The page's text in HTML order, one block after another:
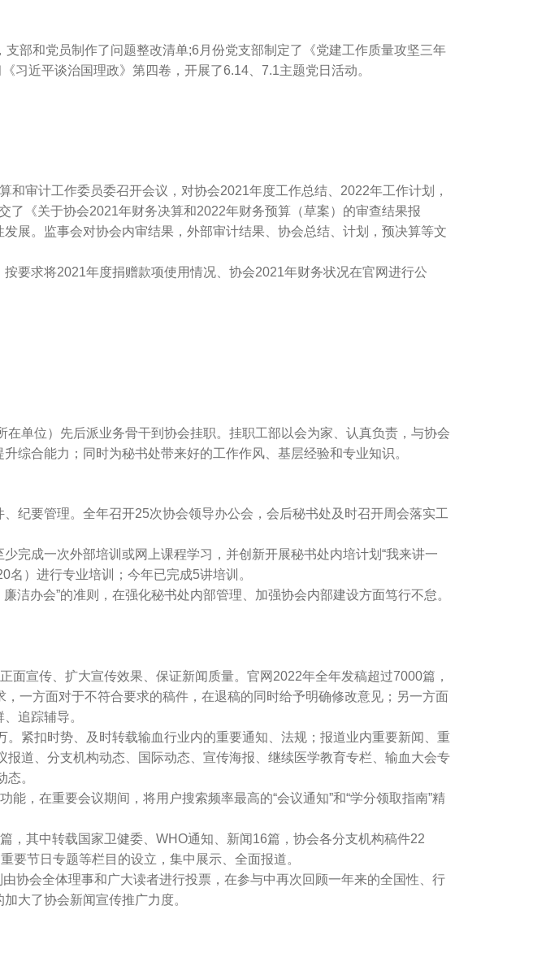
和党员制作了问题整改清单;6月份党支部制定了《党建工作质量攻坚三年
习近平谈治国理政》第四卷，开展了6.14、7.1主题党日活动。
审计工作委员委召开会议，对协会2021年度工作总结、2022年工作计划，
《关于协会2021年财务决算和2022年财务预算（草案）的审查结果报
展。监事会对协会内审结果，外部审计结果、协会总结、计划，预决算等文
求将2021年度捐赠款项使用情况、协会2021年财务状况在官网进行公
位）先后派业务骨干到协会挂职。挂职工部以会为家、认真负责，与协会
综合能力；同时为秘书处带来好的工作作风、基层经验和专业知识。
要管理。全年召开25次协会领导办公会，会后秘书处及时召开周会落实工
成一次外部培训或网上课程学习，并创新开展秘书处内培计划“我来讲一
）进行专业培训；今年已完成5讲培训。
办会”的准则，在强化秘书处内部管理、加强协会内部建设方面笃行不怠。
宣传、扩大宣传效果、保证新闻质量。官网2022年全年发稿超过7000篇，
一方面对于不符合要求的稿件，在退稿的同时给予明确修改意见；另一方面
追踪辅导。
扣时势、及时转载输血行业内的重要通知、法规；报道业内重要新闻、重
道、分支机构动态、国际动态、宣传海报、继续医学教育专栏、输血大会专
。
，在重要会议期间，将用户搜索频率最高的“会议通知”和“学分领取指南”精
其中转载国家卫健委、WHO通知、新闻16篇，协会各分支机构稿件22
重要节日专题等栏目的设立，集中展示、全面报道。
会全体理事和广大读者进行投票，在参与中再次回顾一年来的全国性、行
大了协会新闻宣传推广力度。